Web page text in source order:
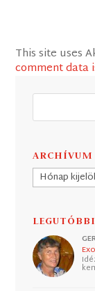
This site uses
comment data
ARCHÍVUM
Archívum